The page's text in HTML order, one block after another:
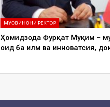
МУОВИНОНИ РЕКТОР
Ҳомидзода Фурқат Муқим –
оид ба илм ва инноватсия,